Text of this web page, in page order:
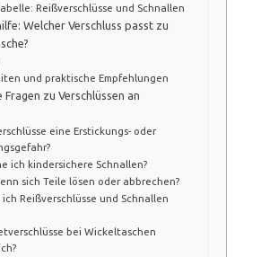
Reißverschlüsse und Schnallen
Welcher Verschluss passt zu
und praktische Empfehlungen
zu Verschlüssen an
eine Erstickungs- oder
ich kindersichere Schnallen?
sich Teile lösen oder abbrechen?
Reißverschlüsse und Schnallen
bei Wickeltaschen